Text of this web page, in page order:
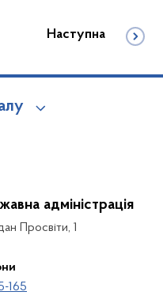
Наступна
адміністрація
Просвіти, 1
165